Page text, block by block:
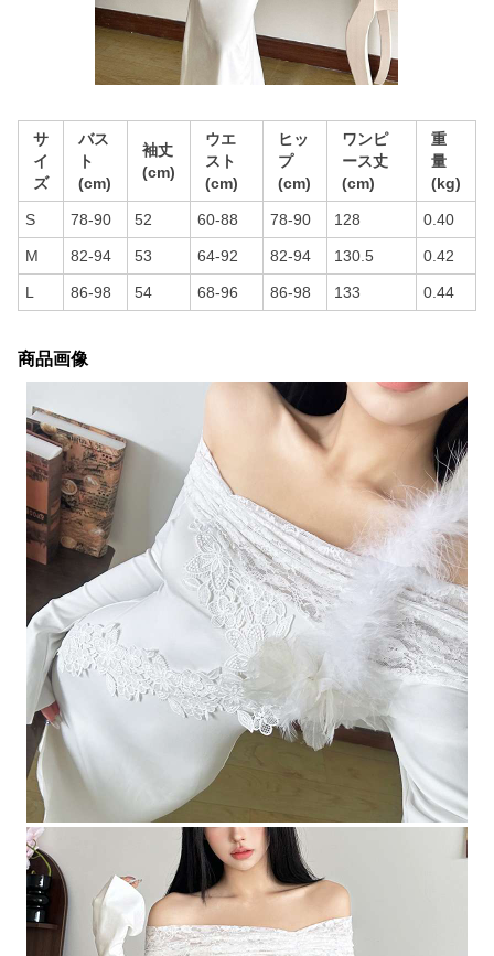
サ
イ
ズ
バス
ト
(cm)
袖丈
(cm)
ウエ
スト
(cm)
ヒッ
プ
(cm)
ワンピ
ース丈
(cm)
重
量
(kg)
S 78-90 52 60-88 78-90 128 0.40
M 82-94 53 64-92 82-94 130.5 0.42
L 86-98 54 68-96 86-98 133 0.44
商品画像